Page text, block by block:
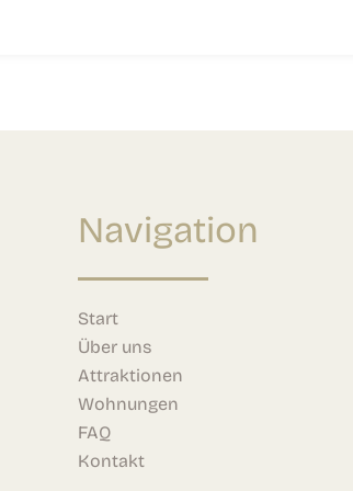
Navigation
Start
Über uns
Attraktionen
Wohnungen
FAQ
Kontakt